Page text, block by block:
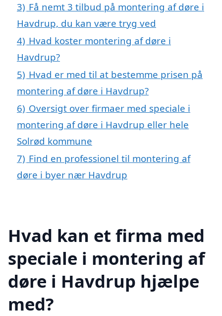
3) Få nemt 3 tilbud på montering af døre i
Havdrup, du kan være tryg ved
4) Hvad koster montering af døre i
Havdrup?
5) Hvad er med til at bestemme prisen på
montering af døre i Havdrup?
6) Oversigt over firmaer med speciale i
montering af døre i Havdrup eller hele
Solrød kommune
7) Find en professionel til montering af
døre i byer nær Havdrup
Hvad kan et firma med
speciale i montering af
døre i Havdrup hjælpe
med?